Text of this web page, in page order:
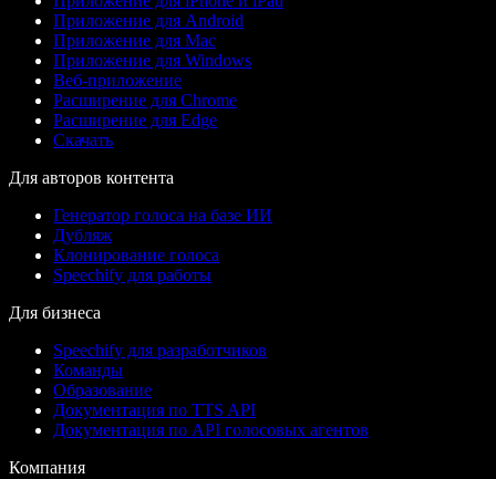
Приложение для Android
Приложение для Mac
Приложение для Windows
Веб-приложение
Расширение для Chrome
Расширение для Edge
Скачать
Для авторов контента
Генератор голоса на базе ИИ
Дубляж
Клонирование голоса
Speechify для работы
Для бизнеса
Speechify для разработчиков
Команды
Образование
Документация по TTS API
Документация по API голосовых агентов
Компания